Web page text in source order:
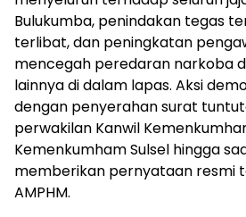
Bulukumba, penindakan tegas
terlibat, dan peningkatan
mencegah peredaran narkoba
lainnya di dalam lapas. Aksi
dengan penyerahan surat
perwakilan Kanwil
Kemenkumham Sulsel hingga
memberikan pernyataan resmi
AMPHM.